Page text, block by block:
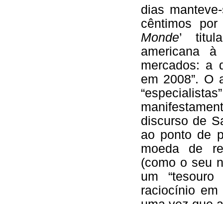
dias
cêntimos
Monde’
americana
mercados: a
em 2008”. O
discurso de
ao ponto de
moeda de
(como o seu
um
raciocínio